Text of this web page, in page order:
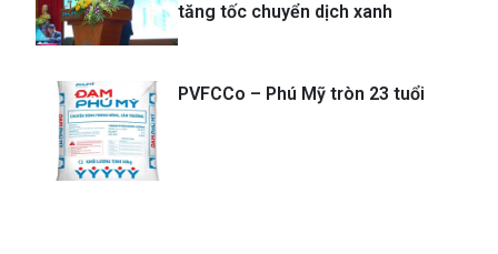
tăng tốc chuyển dịch xanh
PVFCCo – Phú Mỹ tròn 23 tuổi